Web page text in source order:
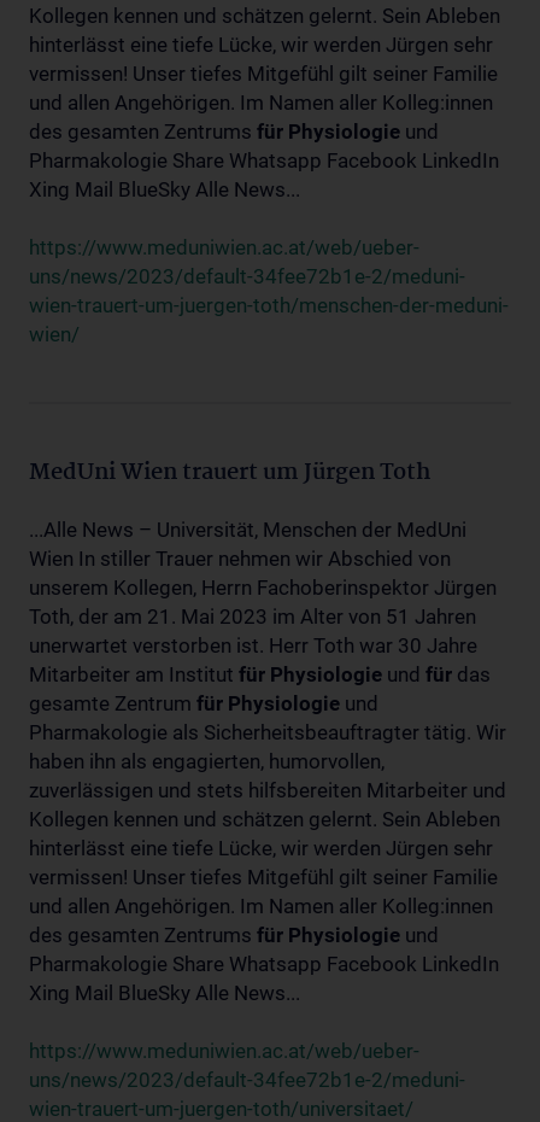
Kollegen kennen und schätzen gelernt. Sein Ableben
hinterlässt eine tiefe Lücke, wir werden Jürgen sehr
vermissen! Unser tiefes Mitgefühl gilt seiner Familie
und allen Angehörigen. Im Namen aller Kolleg:innen
des gesamten Zentrums für Physiologie und
Pharmakologie Share Whatsapp Facebook LinkedIn
Xing Mail BlueSky Alle News...
https://www.meduniwien.ac.at/web/ueber-
uns/news/2023/default-34fee72b1e-2/meduni-
wien-trauert-um-juergen-toth/menschen-der-meduni-
wien/
MedUni Wien trauert um Jürgen Toth
...Alle News – Universität, Menschen der MedUni
Wien In stiller Trauer nehmen wir Abschied von
unserem Kollegen, Herrn Fachoberinspektor Jürgen
Toth, der am 21. Mai 2023 im Alter von 51 Jahren
unerwartet verstorben ist. Herr Toth war 30 Jahre
Mitarbeiter am Institut für Physiologie und für das
gesamte Zentrum für Physiologie und
Pharmakologie als Sicherheitsbeauftragter tätig. Wir
haben ihn als engagierten, humorvollen,
zuverlässigen und stets hilfsbereiten Mitarbeiter und
Kollegen kennen und schätzen gelernt. Sein Ableben
hinterlässt eine tiefe Lücke, wir werden Jürgen sehr
vermissen! Unser tiefes Mitgefühl gilt seiner Familie
und allen Angehörigen. Im Namen aller Kolleg:innen
des gesamten Zentrums für Physiologie und
Pharmakologie Share Whatsapp Facebook LinkedIn
Xing Mail BlueSky Alle News...
https://www.meduniwien.ac.at/web/ueber-
uns/news/2023/default-34fee72b1e-2/meduni-
wien-trauert-um-juergen-toth/universitaet/